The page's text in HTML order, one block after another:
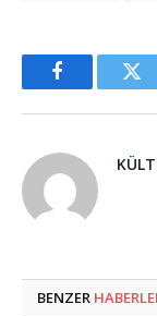
Facebook
BENZER